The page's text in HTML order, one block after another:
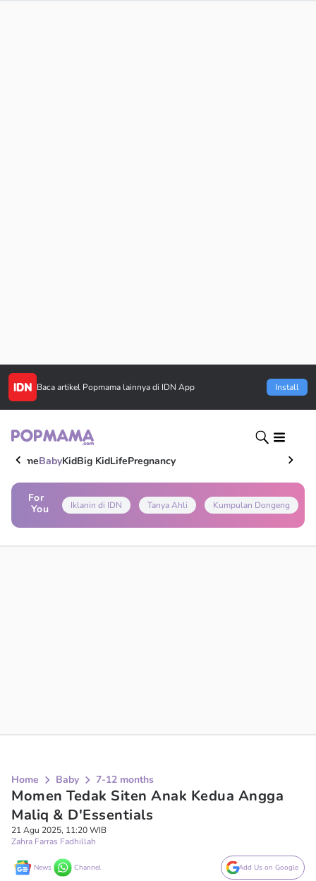
Baca artikel Popmama lainnya di IDN App Install
HomeBabyKidBig KidLifePregnancy
For
You
Iklanin di IDN Tanya Ahli Kumpulan Dongeng
Home Baby 7-12 months
Momen Tedak Siten Anak Kedua Angga
Maliq & D'Essentials
21 Agu 2025, 11:20 WIB
Zahra Farras Fadhillah
News Channel Add Us on Google